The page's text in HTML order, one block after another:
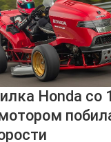
Honda со